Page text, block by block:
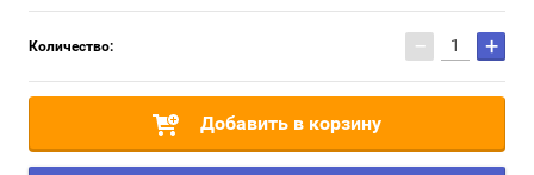
Количество: − +
Добавить в корзину